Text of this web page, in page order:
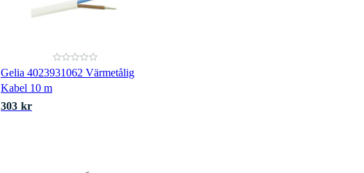
Gelia 4023931062 Värmetålig
Kabel 10 m
303 kr